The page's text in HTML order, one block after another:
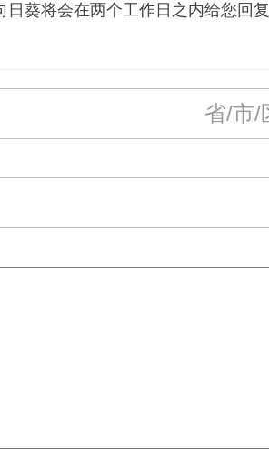
日葵将会在两个工作日之内给您回复